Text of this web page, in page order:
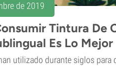
de 2019
Tintura De
Es Lo Mejor
utilizado durante siglos para